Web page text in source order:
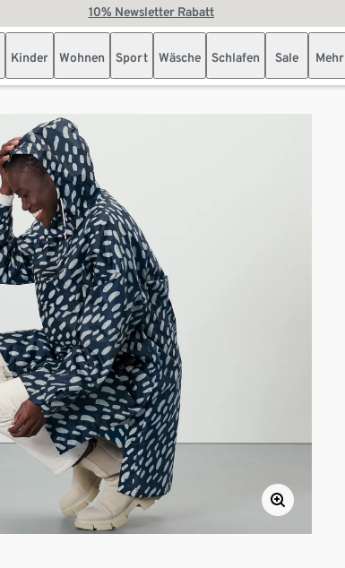
10% Newsletter Rabatt
Kinder Wohnen Sport Wäsche Schlafen Sale Mehr